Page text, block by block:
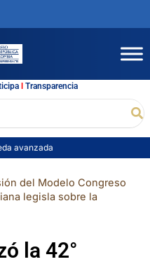
l Transparencia
avanzada
del Modelo Congreso
legisla sobre la
la 42°